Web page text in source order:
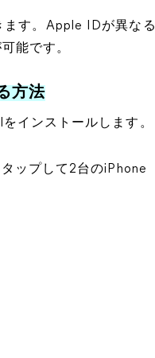
ます。Apple IDが異なる
能です。
方法
インストールします。
ップして2台のiPhone